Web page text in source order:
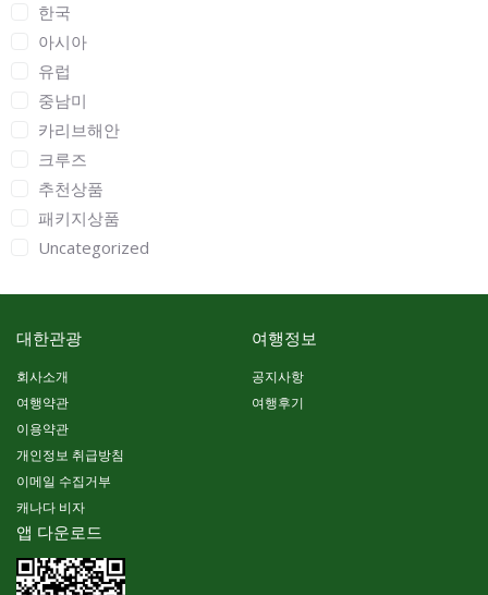
한국
아시아
유럽
중남미
카리브해안
크루즈
추천상품
패키지상품
Uncategorized
대한관광
회사소개
여행약관
이용약관
개인정보 취급방침
이메일 수집거부
캐나다 비자
여행정보
공지사항
여행후기
앱 다운로드